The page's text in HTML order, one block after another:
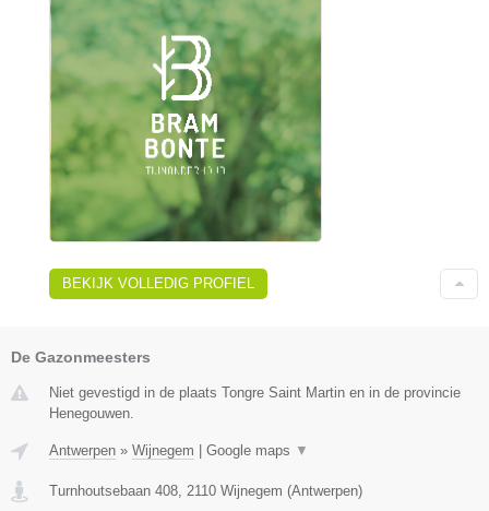
BEKIJK VOLLEDIG PROFIEL
De Gazonmeesters
Niet gevestigd in de plaats Tongre Saint Martin en in de provincie
Henegouwen.
Antwerpen » Wijnegem Google maps ▼
Turnhoutsebaan 408, 2110 Wijnegem (Antwerpen)